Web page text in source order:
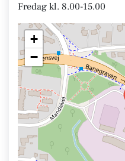
Fredag kl. 8.00-15.00
+
−